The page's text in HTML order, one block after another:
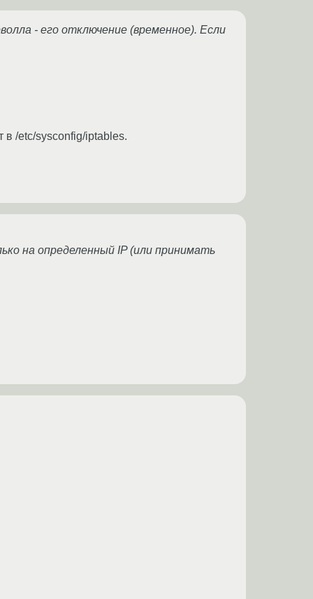
- его отключение (временное). Если
в /etc/sysconfig/iptables.
на определенный IP (или принимать